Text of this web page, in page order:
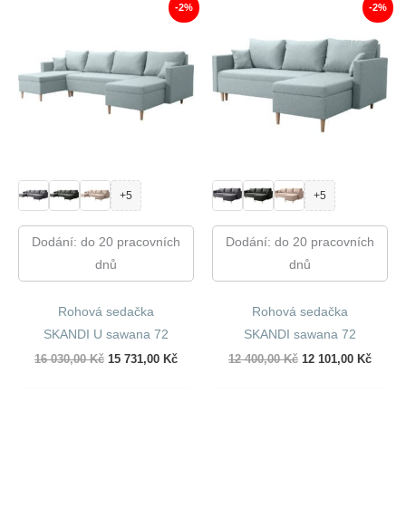
-2%
+5
Dodání: do 20 pracovních
dnů
Rohová sedačka
SKANDI U sawana 72
16 030,00Kč Původní
15 731,00 KčAktuální
-2%
+5
Dodání: do 20 pracovních
dnů
Rohová sedačka
SKANDI sawana 72
12 400,00Kč Původní
12 101,00 Kč